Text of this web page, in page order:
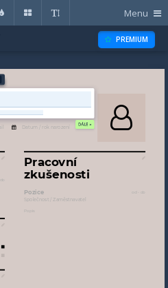
DÁLE »
Pracovní
zkušenosti
PREMIUM
Menu